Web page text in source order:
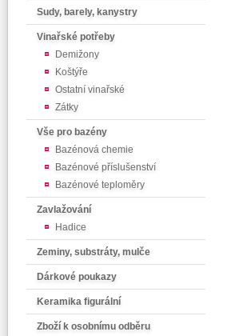
Sudy, barely, kanystry
Vinařské potřeby
Demižony
Koštýře
Ostatní vinařské
Zátky
Vše pro bazény
Bazénová chemie
Bazénové příslušenství
Bazénové teploměry
Zavlažování
Hadice
Zeminy, substráty, mulče
Dárkové poukazy
Keramika figurální
Zboží k osobnímu odběru